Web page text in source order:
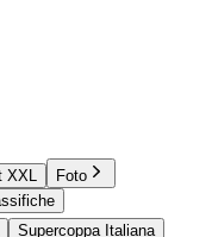
XXL
Foto
Supercoppa Italiana